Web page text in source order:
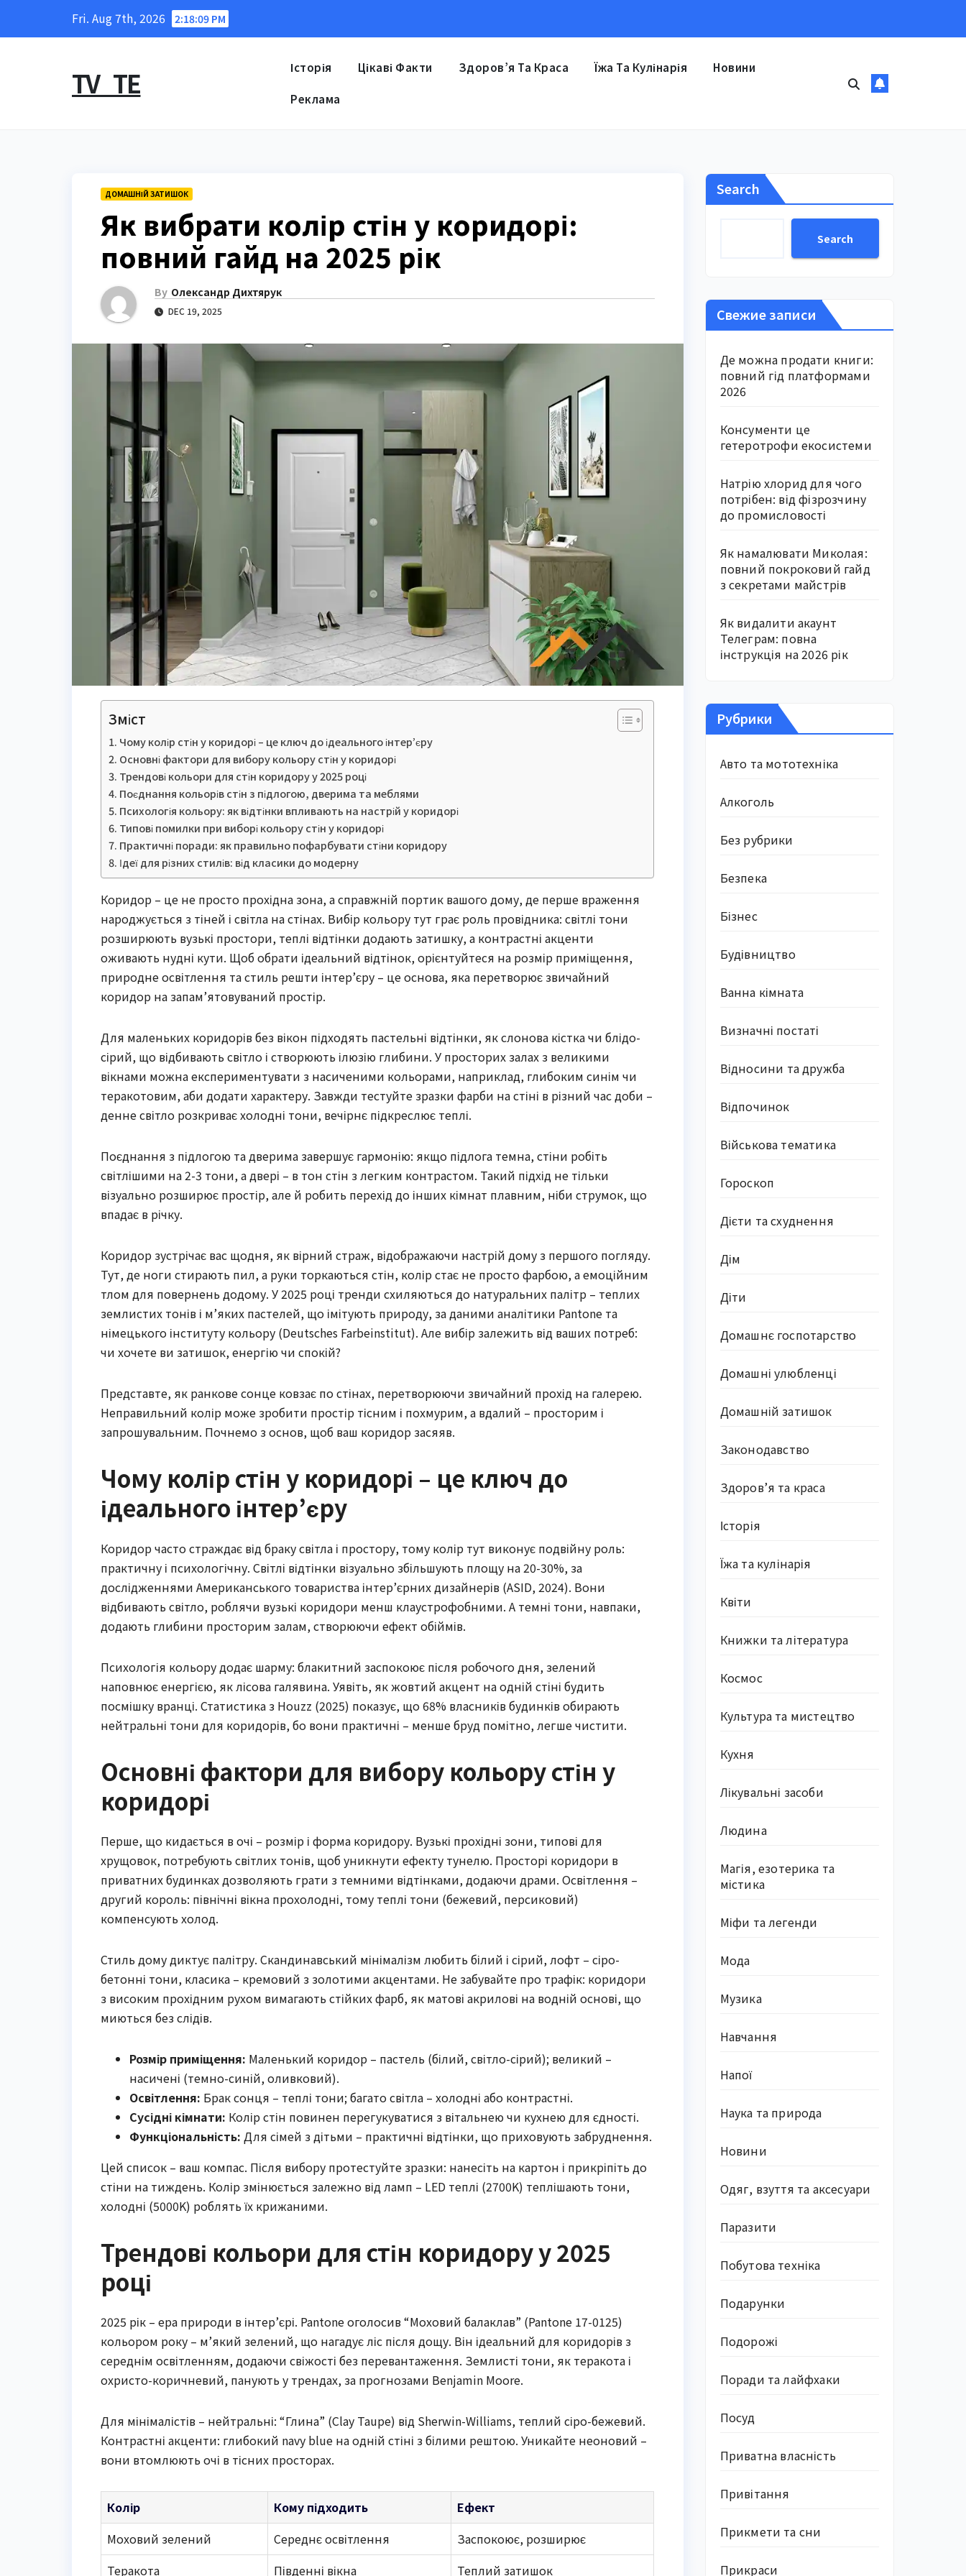
Fri. Aug 7th, 2026 2:18:10 PM
TV_TE Історія Цікаві Факти Здоров’я Та Краса Їжа Та Кулінарія Новини
Реклама
ДОМАШНІЙ ЗАТИШОК
Як вибрати колір стін у коридорі:
повний гайд на 2025 рік
By Олександр Дихтярук
DEC 19, 2025
Зміст
Чому колір стін у коридорі – це ключ до ідеального інтер’єру
Основні фактори для вибору кольору стін у коридорі
Трендові кольори для стін коридору у 2025 році
Поєднання кольорів стін з підлогою, дверима та меблями
Психологія кольору: як відтінки впливають на настрій у коридорі
Типові помилки при виборі кольору стін у коридорі
Практичні поради: як правильно пофарбувати стіни коридору
Ідеї для різних стилів: від класики до модерну
Коридор – це не просто прохідна зона, а справжній портик вашого дому, де перше враження
народжується з тіней і світла на стінах. Вибір кольору тут грає роль провідника: світлі тони
розширюють вузькі простори, теплі відтінки додають затишку, а контрастні акценти
оживають нудні кути. Щоб обрати ідеальний відтінок, орієнтуйтеся на розмір приміщення,
природне освітлення та стиль решти інтер’єру – це основа, яка перетворює звичайний
коридор на запам’ятовуваний простір.
Для маленьких коридорів без вікон підходять пастельні відтінки, як слонова кістка чи блідо-
сірий, що відбивають світло і створюють ілюзію глибини. У просторих залах з великими
вікнами можна експериментувати з насиченими кольорами, наприклад, глибоким синім чи
теракотовим, аби додати характеру. Завжди тестуйте зразки фарби на стіні в різний час доби –
денне світло розкриває холодні тони, вечірнє підкреслює теплі.
Поєднання з підлогою та дверима завершує гармонію: якщо підлога темна, стіни робіть
світлішими на 2-3 тони, а двері – в тон стін з легким контрастом. Такий підхід не тільки
візуально розширює простір, але й робить перехід до інших кімнат плавним, ніби струмок, що
впадає в річку.
Коридор зустрічає вас щодня, як вірний страж, відображаючи настрій дому з першого погляду.
Тут, де ноги стирають пил, а руки торкаються стін, колір стає не просто фарбою, а емоційним
тлом для повернень додому. У 2025 році тренди схиляються до натуральних палітр – теплих
землистих тонів і м’яких пастелей, що імітують природу, за даними аналітики Pantone та
німецького інституту кольору (Deutsches Farbeinstitut). Але вибір залежить від ваших потреб:
чи хочете ви затишок, енергію чи спокій?
Представте, як ранкове сонце ковзає по стінах, перетворюючи звичайний прохід на галерею.
Неправильний колір може зробити простір тісним і похмурим, а вдалий – просторим і
запрошувальним. Почнемо з основ, щоб ваш коридор засяяв.
Чому колір стін у коридорі – це ключ до
ідеального інтер’єру
Коридор часто страждає від браку світла і простору, тому колір тут виконує подвійну роль:
практичну і психологічну. Світлі відтінки візуально збільшують площу на 20-30%, за
дослідженнями Американського товариства інтер’єрних дизайнерів (ASID, 2024). Вони
відбивають світло, роблячи вузькі коридори менш клаустрофобними. А темні тони, навпаки,
додають глибини просторим залам, створюючи ефект обіймів.
Психологія кольору додає шарму: блакитний заспокоює після робочого дня, зелений
наповнює енергією, як лісова галявина. Уявіть, як жовтий акцент на одній стіні будить
посмішку вранці. Статистика з Houzz (2025) показує, що 68% власників будинків обирають
нейтральні тони для коридорів, бо вони практичні – менше бруд помітно, легше чистити.
Основні фактори для вибору кольору стін у
коридорі
Перше, що кидається в очі – розмір і форма коридору. Вузькі прохідні зони, типові для
хрущовок, потребують світлих тонів, щоб уникнути ефекту тунелю. Просторі коридори в
приватних будинках дозволяють грати з темними відтінками, додаючи драми. Освітлення –
другий король: північні вікна прохолодні, тому теплі тони (бежевий, персиковий)
компенсують холод.
Стиль дому диктує палітру. Скандинавський мінімалізм любить білий і сірий, лофт – сіро-
бетонні тони, класика – кремовий з золотими акцентами. Не забувайте про трафік: коридори
з високим прохідним рухом вимагають стійких фарб, як матові акрилові на водній основі, що
миються без слідів.
Розмір приміщення: Маленький коридор – пастель (білий, світло-сірий); великий –
насичені (темно-синій, оливковий).
Освітлення: Брак сонця – теплі тони; багато світла – холодні або контрастні.
Сусідні кімнати: Колір стін повинен перегукуватися з вітальнею чи кухнею для єдності.
Функціональність: Для сімей з дітьми – практичні відтінки, що приховують забруднення.
Цей список – ваш компас. Після вибору протестуйте зразки: нанесіть на картон і прикріпіть до
стіни на тиждень. Колір змінюється залежно від ламп – LED теплі (2700K) теплішають тони,
холодні (5000K) роблять їх крижаними.
Трендові кольори для стін коридору у 2025
році
2025 рік – ера природи в інтер’єрі. Pantone оголосив “Моховий балаклав” (Pantone 17-0125)
кольором року – м’який зелений, що нагадує ліс після дощу. Він ідеальний для коридорів з
середнім освітленням, додаючи свіжості без перевантаження. Землисті тони, як теракота і
охристо-коричневий, панують у трендах, за прогнозами Benjamin Moore.
Для мінімалістів – нейтральні: “Глина” (Clay Taupe) від Sherwin-Williams, теплий сіро-бежевий.
Контрастні акценти: глибокий navy blue на одній стіні з білими рештою. Уникайте неоновий –
вони втомлюють очі в тісних просторах.
Колір Кому підходить
Ефект
Моховий зелений
Середнє освітлення
Заспокоює, розширює
Теракота
Південні вікна Теплий затишок
Search
Search
Свежие записи
Де можна продати книги:
повний гід платформами
2026
Консументи це
гетеротрофи екосистеми
Натрію хлорид для чого
потрібен: від фізрозчину
до промисловості
Як намалювати Миколая:
повний покроковий гайд
з секретами майстрів
Як видалити акаунт
Телеграм: повна
інструкція на 2026 рік
Рубрики
Авто та мототехніка
Алкоголь
Без рубрики
Безпека
Бізнес
Будівництво
Ванна кімната
Визначні постаті
Відносини та дружба
Відпочинок
Військова тематика
Гороскоп
Дієти та схуднення
Дім
Діти
Домашнє госпотарство
Домашні улюбленці
Домашній затишок
Законодавство
Здоров’я та краса
Історія
Їжа та кулінарія
Квіти
Книжки та література
Космос
Культура та мистецтво
Кухня
Лікувальні засоби
Людина
Магія, езотерика та
містика
Міфи та легенди
Мода
Музика
Навчання
Напої
Наука та природа
Новини
Одяг, взуття та аксесуари
Паразити
Побутова техніка
Подарунки
Подорожі
Поради та лайфхаки
Посуд
Приватна власність
Привітання
Прикмети та сни
Прикраси